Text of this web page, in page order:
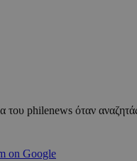
του philenews όταν
on Google